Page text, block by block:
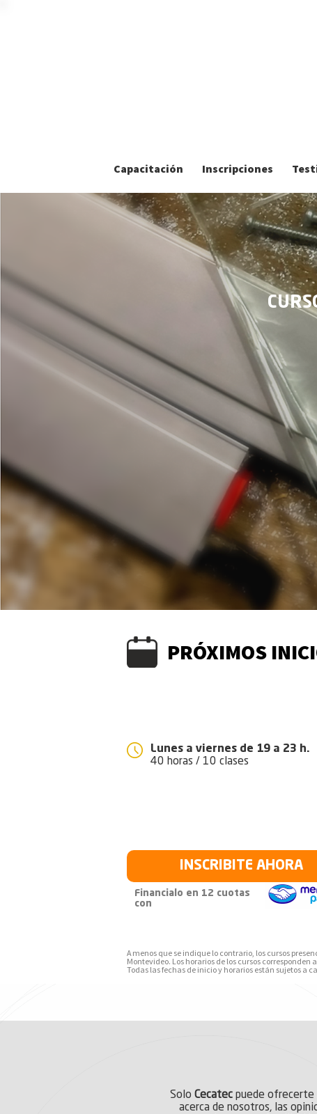
Capacitación Inscripciones
PRÓXIMOS
Lunes a viernes de 19 a 23 h.
40 horas / 10 clases
Financialo en 12 cuotas
con
INSCRIBITE AHORA
A menos que se indique lo contrario, los cursos
Montevideo. Los horarios de los cursos corresponden
Todas las fechas de inicio y horarios están sujetos a
Solo Cecatecpuede ofrecerte
acerca de nosotros, las